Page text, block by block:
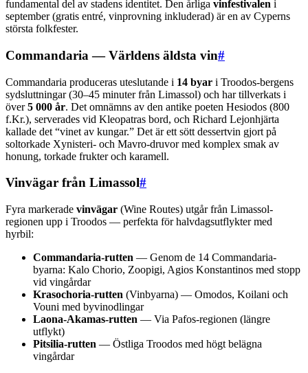
fundamental del av stadens identitet. Den årliga vinfestivalen i
september (gratis entré, vinprovning inkluderad) är en av Cyperns
största folkfester.
Commandaria — Världens äldsta vin#
Commandaria produceras uteslutande i 14 byar i Troodos-bergens
sydsluttningar (30–45 minuter från Limassol) och har tillverkats i
över5 000 år. Det omnämns av den antike poeten Hesiodos (800
f.Kr.), serverades vid Kleopatras bord, och Richard Lejonhjärta
kallade det “vinet av kungar.” Det är ett sött dessertvin gjort på
soltorkade Xynisteri- och Mavro-druvor med komplex smak av
honung, torkade frukter och karamell.
Vinvägar från Limassol#
Fyra markerade vinvägar (Wine Routes) utgår från Limassol-
regionen upp i Troodos — perfekta för halvdagsutflykter med
hyrbil:
Commandaria-rutten — Genom de 14 Commandaria-
byarna: Kalo Chorio, Zoopigi, Agios Konstantinos med stopp
vid vingårdar
Krasochoria-rutten (Vinbyarna) — Omodos, Koilani och
Vouni med byvinodlingar
Laona-Akamas-rutten — Via Pafos-regionen (längre
utflykt)
Pitsilia-rutten — Östliga Troodos med högt belägna
vingårdar